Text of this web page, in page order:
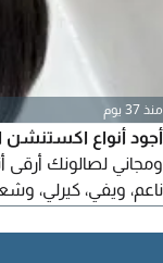
منذ 37 يوم
أجود أنواع
ومجاني لصالونك أرقى
ناعم، ويفي، كيرلي،
بأسعار تنافسية